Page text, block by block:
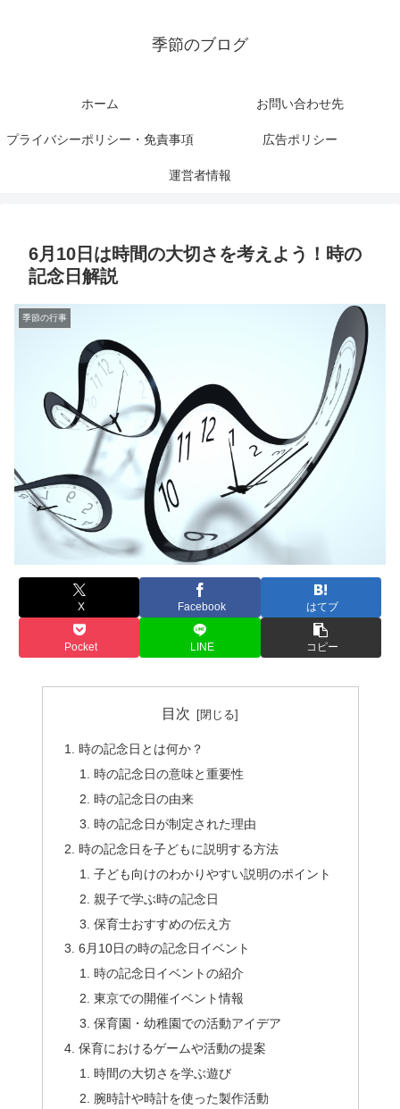
季節のブログ
ホーム お問い合わせ先
プライバシーポリシー・免責事項 広告ポリシー
運営者情報
6月10日は時間の大切さを考えよう！時の
記念日解説
季節の行事
X Facebook はてブ
Pocket LINE コピー
目次
時の記念日とは何か？
時の記念日の意味と重要性
時の記念日の由来
時の記念日が制定された理由
時の記念日を子どもに説明する方法
子ども向けのわかりやすい説明のポイント
親子で学ぶ時の記念日
保育士おすすめの伝え方
6月10日の時の記念日イベント
時の記念日イベントの紹介
東京での開催イベント情報
保育園・幼稚園での活動アイデア
保育におけるゲームや活動の提案
時間の大切さを学ぶ遊び
腕時計や時計を使った製作活動